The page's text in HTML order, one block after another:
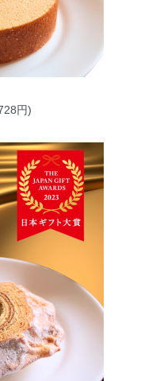
アム
円)